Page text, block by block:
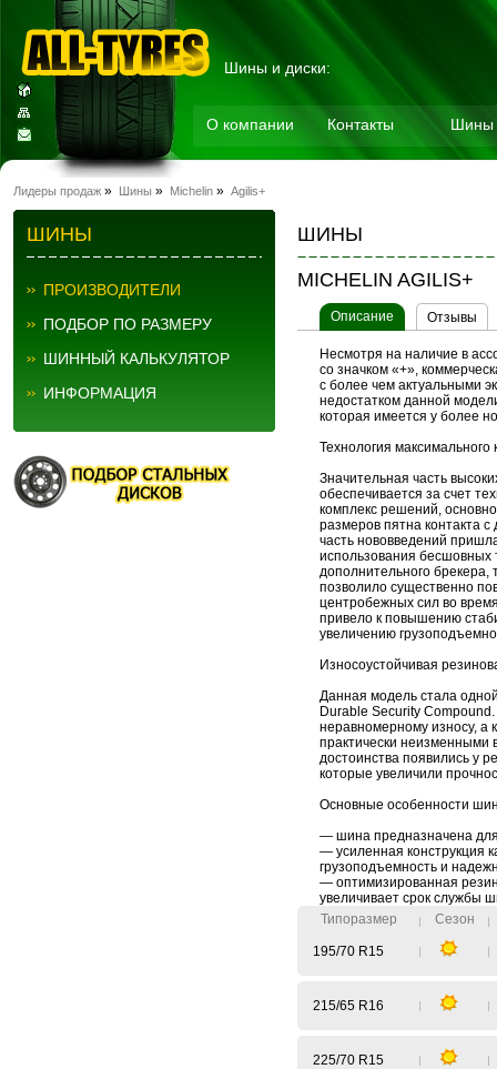
Шины и диски:
О компании Контакты Шины
Лидеры продаж » Шины » Michelin » Agilis+
ШИНЫ
ПРОИЗВОДИТЕЛИ
ПОДБОР ПО РАЗМЕРУ
ШИННЫЙ КАЛЬКУЛЯТОР
ИНФОРМАЦИЯ
ШИНЫ
MICHELIN AGILIS+
Описание Отзывы
Несмотря на наличие в
со значком «+»,
с более чем актуальными
недостатком данной
которая имеется у более
Технология максимального
Значительная часть
обеспечивается за счет
комплекс решений,
размеров пятна контакта
часть нововведений
использования бесшовных
дополнительного брекера,
позволило существенно
центробежных сил во
привело к повышению
увеличению
Износоустойчивая
Данная модель стала
Durable Security
неравномерному износу, а
практически неизменными
достоинства появились у
которые увеличили
Основные особенности
— шина предназначена для
— усиленная конструкция
грузоподъемность и
— оптимизированная
увеличивает срок службы
Типоразмер
Сезон
195/70 R15
215/65 R16
225/70 R15